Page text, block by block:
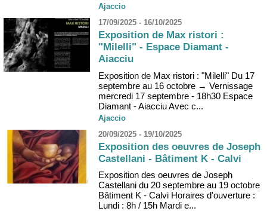
Ajaccio
17/09/2025 - 16/10/2025
Exposition de Max ristori :
"Milelli" - Espace Diamant -
Aiacciu
Exposition de Max ristori : "Milelli" Du 17
septembre au 16 octobre → Vernissage
mercredi 17 septembre - 18h30 Espace
Diamant - Aiacciu Avec c...
Ajaccio
20/09/2025 - 19/10/2025
Exposition des oeuvres de Joseph
Castellani - Bâtiment K - Calvi
Exposition des oeuvres de Joseph
Castellani du 20 septembre au 19 octobre
Bâtiment K - Calvi Horaires d'ouverture :
Lundi : 8h / 15h Mardi e...